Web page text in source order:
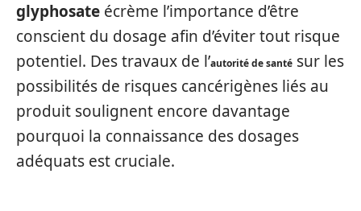
glyphosate écrème l’importance d’être
conscient du dosage afin d’éviter tout risque
potentiel. Des travaux de l’autorité de santé sur les
possibilités de risques cancérigènes liés au
produit soulignent encore davantage
pourquoi la connaissance des dosages
adéquats est cruciale.